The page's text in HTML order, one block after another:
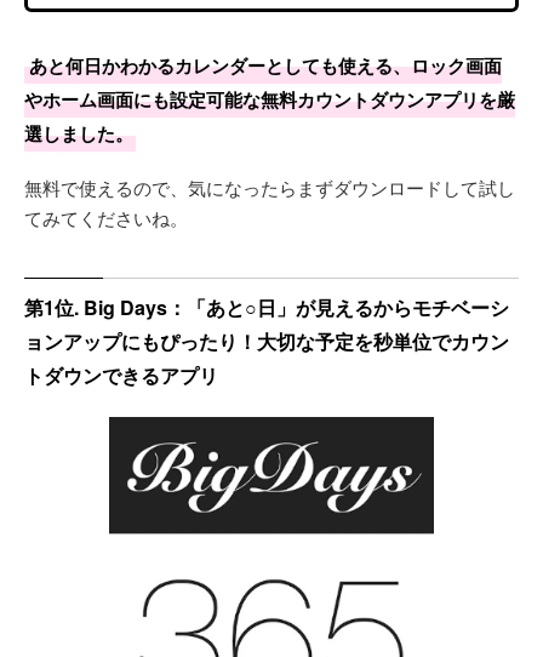
あと何日かわかるカレンダーとしても使える、ロック画面
やホーム画面にも設定可能な無料カウントダウンアプリを厳
選しました。
無料で使えるので、気になったらまずダウンロードして試し
てみてくださいね。
第1位. Big Days：「あと○日」が見えるからモチベーシ
ョンアップにもぴったり！大切な予定を秒単位でカウン
トダウンできるアプリ